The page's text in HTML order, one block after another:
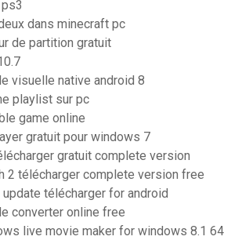
dans minecraft pc
de partition gratuit
visuelle native android 8
playlist sur pc
game online
gratuit pour windows 7
gratuit complete version
2 télécharger complete version free
télécharger for android
converter online free
live movie maker for windows 8.1 64